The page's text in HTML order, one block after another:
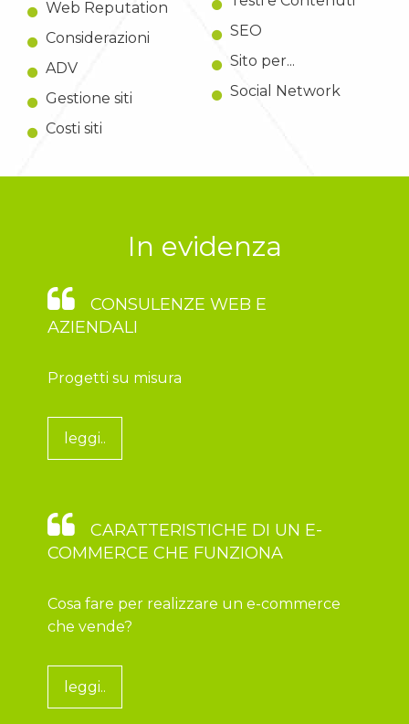
Web Reputation
Considerazioni
ADV
Gestione siti
Costi siti
SEO
Sito per...
Social Network
In evidenza
CONSULENZE WEB E
AZIENDALI
Progetti su misura
leggi..
CARATTERISTICHE DI UN E-
COMMERCE CHE FUNZIONA
Cosa fare per realizzare un e-commerce
che vende?
leggi..